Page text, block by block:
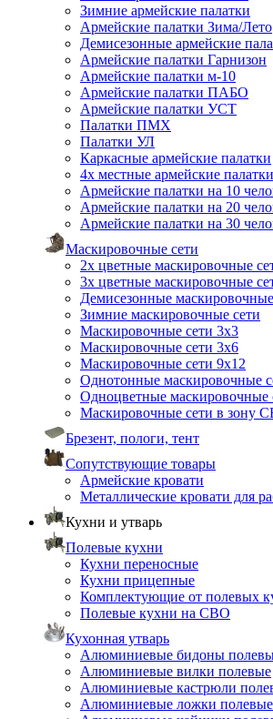
Зимние армейские палатки
Армейские палатки Зима/Лето
Демисезонные армейские
Армейские палатки Гарнизон
Армейские палатки м-10
Армейские палатки ПАБО
Армейские палатки УСТ
Палатки ПМХ
Палатки УЛ
Каркасные армейские палатки
4х местные армейские палатки
Армейские палатки на 10
Армейские палатки на 20
Армейские палатки на 30
Маскировочные сети
2х цветные маскировочные
3х цветные маскировочные
Демисезонные
Зимние маскировочные сети
Маскировочные сети 3х3
Маскировочные сети 3х6
Маскировочные сети 9х12
Однотонные маскировочные
Одноцветные маскировочные
Маскировочные сети в зону
Брезент, пологи, тент
Сопутствующие товары
Армейские кровати
Металлические кровати для
Кухни и утварь
Полевые кухни
Кухни переносные
Кухни прицепные
Комплектующие от полевых
Полевые кухни на СВО
Кухонная утварь
Алюминиевые бидоны
Алюминиевые вилки полевые
Алюминиевые кастрюли
Алюминиевые ложки полевые